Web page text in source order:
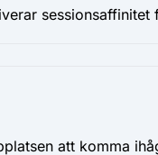
sessionsaffinitet
att komma